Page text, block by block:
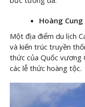
Hoàng Cung
Một địa điểm du lịch
và kiến trúc truyền
thức của Quốc vương
các lễ thức hoàng tộc.